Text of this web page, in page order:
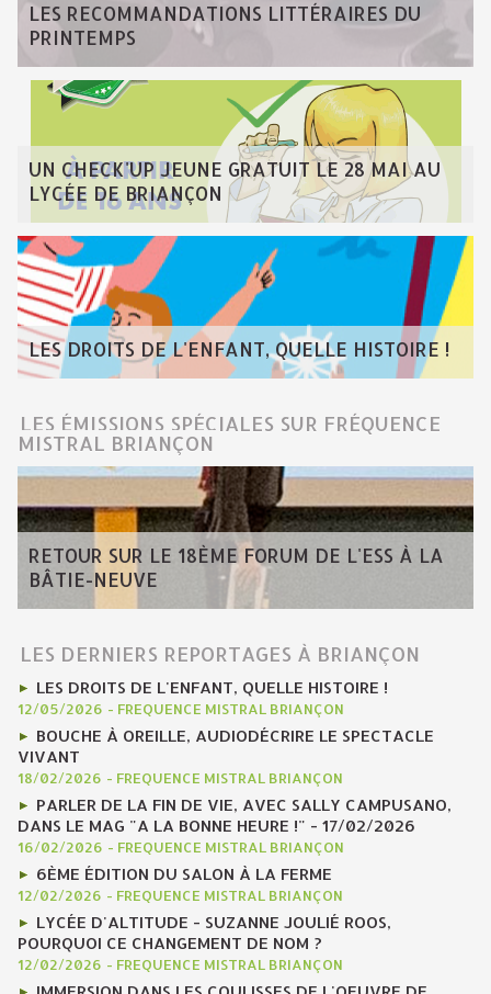
LES RECOMMANDATIONS LITTÉRAIRES DU
PRINTEMPS
UN CHECK'UP JEUNE GRATUIT LE 28 MAI AU
LYCÉE DE BRIANÇON
LES DROITS DE L'ENFANT, QUELLE HISTOIRE !
LES ÉMISSIONS SPÉCIALES SUR FRÉQUENCE
MISTRAL BRIANÇON
RETOUR SUR LE 18ÈME FORUM DE L'ESS À LA
BÂTIE-NEUVE
LES DERNIERS REPORTAGES À BRIANÇON
LES DROITS DE L'ENFANT, QUELLE HISTOIRE !
12/05/2026 - FREQUENCE MISTRAL BRIANÇON
BOUCHE À OREILLE, AUDIODÉCRIRE LE SPECTACLE
VIVANT
18/02/2026 - FREQUENCE MISTRAL BRIANÇON
PARLER DE LA FIN DE VIE, AVEC SALLY CAMPUSANO,
DANS LE MAG "A LA BONNE HEURE !" - 17/02/2026
16/02/2026 - FREQUENCE MISTRAL BRIANÇON
6ÈME ÉDITION DU SALON À LA FERME
12/02/2026 - FREQUENCE MISTRAL BRIANÇON
LYCÉE D'ALTITUDE - SUZANNE JOULIÉ ROOS,
POURQUOI CE CHANGEMENT DE NOM ?
12/02/2026 - FREQUENCE MISTRAL BRIANÇON